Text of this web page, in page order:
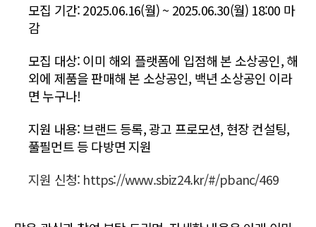
모집 기간: 2025.06.16(월) ~ 2025.06.30(월) 18:00 마
감
모집 대상: 이미 해외 플랫폼에 입점해 본 소상공인, 해
외에 제품을 판매해 본 소상공인, 백년 소상공인 이라
면 누구나!
지원 내용: 브랜드 등록, 광고 프로모션, 현장 컨설팅,
풀필먼트 등 다방면 지원
지원 신청: https://www.sbiz24.kr/#/pbanc/469